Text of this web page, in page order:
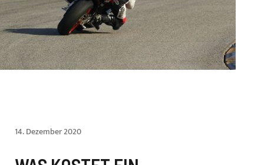
14. Dezember 2020